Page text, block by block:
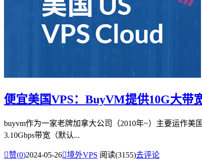
便宜美国VPS：BuyVM提供10G大带
buyvm作为一家老牌加拿大公司（2010年~）主要运作美
3.10Gbps带宽（默认...
赞(0)2024-05-26境外VPS 阅读(3155)去评论